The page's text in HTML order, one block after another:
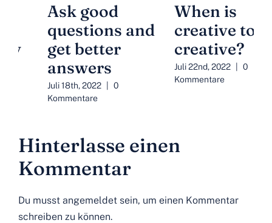
Ask good
questions and
get better
answers
Juli 18th, 2022 | 0
Kommentare
When is
creative too
creative?
Juli 22nd, 2022 | 0
Kommentare
Hinterlasse einen
Kommentar
Du musst angemeldet sein, um einen Kommentar
schreiben zu können.